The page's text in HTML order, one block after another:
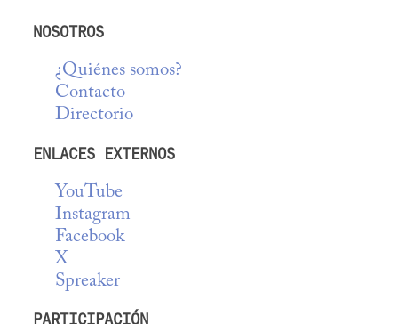
NOSOTROS
¿Quiénes somos?
Contacto
Directorio
ENLACES EXTERNOS
YouTube
Instagram
Facebook
X
Spreaker